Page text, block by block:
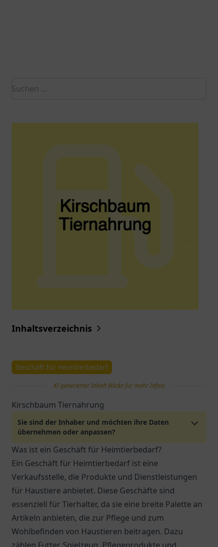
Inhaltsverzeichnis
Geschäft für Heimtierbedarf
KI generierter Inhalt (klicke für mehr Infos)
Kirschbaum Tiernahrung
Sie sind der Inhaber und möchten ihre Daten
übernehmen oder anpassen?
Was ist ein Geschäft für Heimtierbedarf?
Ein Geschäft für Heimtierbedarf ist eine
Verkaufsstelle, die Produkte und Dienstleistungen
für Haustiere anbietet. Diese Geschäfte sind
essenziell für Tierhalter, da sie eine breite Palette an
Artikeln anbieten, die zur Pflege und zum
Wohlbefinden von Haustieren beitragen. Dazu